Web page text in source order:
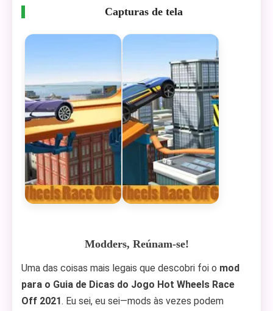
Capturas de tela
Modders, Reúnam-se!
Uma das coisas mais legais que descobri foi o mod
para o Guia de Dicas do Jogo Hot Wheels Race
Off 2021. Eu sei, eu sei—mods às vezes podem